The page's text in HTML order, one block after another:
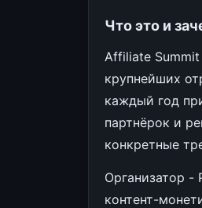
Что это и
Affiliate
крупнейших
каждый год
партнёрок и
конкретные
Организатор -
контент-